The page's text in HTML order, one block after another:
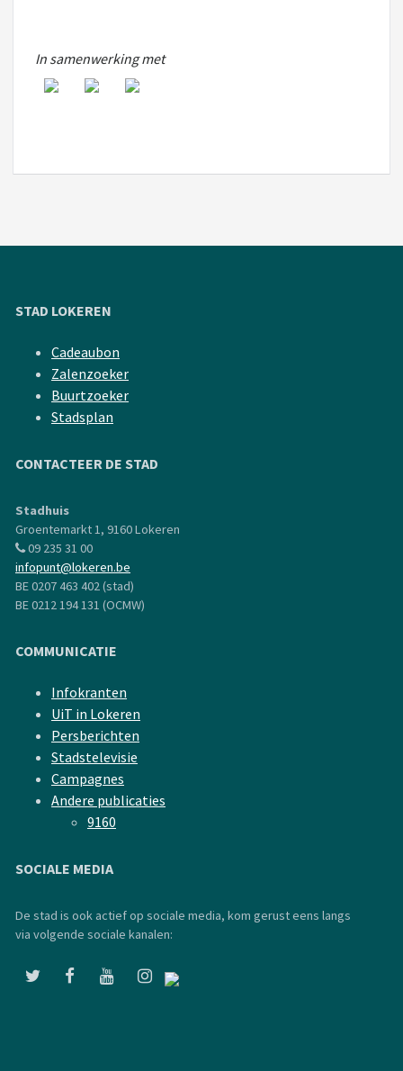
In samenwerking met
STAD LOKEREN
Cadeaubon
Zalenzoeker
Buurtzoeker
Stadsplan
CONTACTEER DE STAD
Stadhuis
Groentemarkt 1, 9160 Lokeren
09 235 31 00
infopunt@lokeren.be
BE 0207 463 402 (stad)
BE 0212 194 131 (OCMW)
COMMUNICATIE
Infokranten
UiT in Lokeren
Persberichten
Stadstelevisie
Campagnes
Andere publicaties
9160
SOCIALE MEDIA
De stad is ook actief op sociale media, kom gerust eens langs
via volgende sociale kanalen: